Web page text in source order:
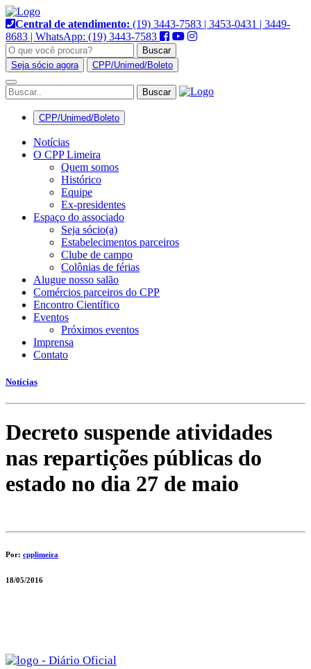
Pular
para
o
conteúdo
Central de atendimento: (19) 3443-7583 | 3453-0431 | 3449-
8683 | WhatsApp: (19) 3443-7583
Buscar
Seja sócio agora
CPP/Unimed/Boleto
Alternar
navegação
CPP/Unimed/Boleto
Notícias
O CPP Limeira
Quem somos
Histórico
Equipe
Ex-presidentes
Espaço do associado
Seja sócio(a)
Estabelecimentos parceiros
Clube de campo
Colônias de férias
Alugue nosso salão
Comércios parceiros do CPP
Encontro Científico
Eventos
Próximos eventos
Imprensa
Contato
Notícias
Decreto suspende atividades
nas repartições públicas do
estado no dia 27 de maio
Por: cpplimeira
18/05/2016